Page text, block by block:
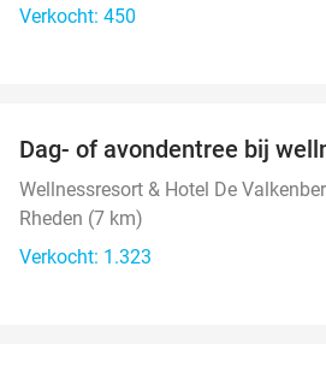
Verkocht: 450
Dag- of avondentree bij
Wellnessresort & Hotel De
Rheden (7 km)
Verkocht: 1.323